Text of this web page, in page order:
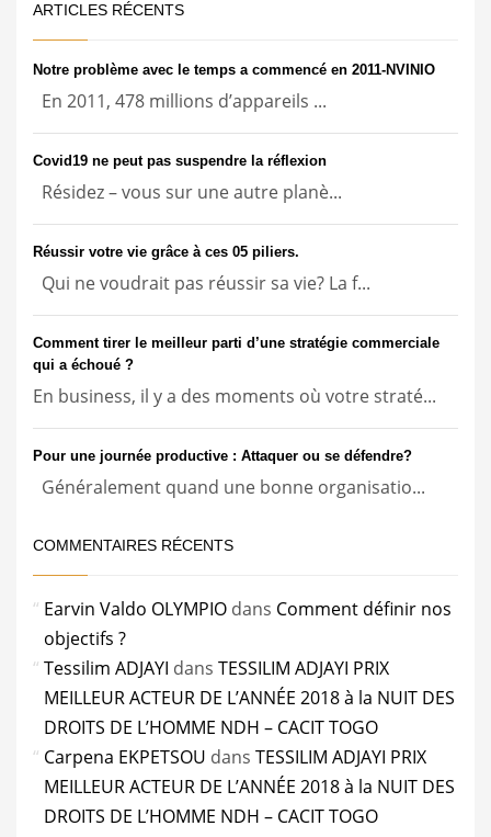
ARTICLES RÉCENTS
Notre problème avec le temps a commencé en 2011-NVINIO
En 2011, 478 millions d’appareils ...
Covid19 ne peut pas suspendre la réflexion
Résidez – vous sur une autre planè...
Réussir votre vie grâce à ces 05 piliers.
Qui ne voudrait pas réussir sa vie? La f...
Comment tirer le meilleur parti d’une stratégie commerciale
qui a échoué ?
En business, il y a des moments où votre straté...
Pour une journée productive : Attaquer ou se défendre?
Généralement quand une bonne organisatio...
COMMENTAIRES RÉCENTS
Earvin Valdo OLYMPIO dans Comment définir nos
objectifs ?
Tessilim ADJAYI dans TESSILIM ADJAYI PRIX
MEILLEUR ACTEUR DE L’ANNÉE 2018 à la NUIT DES
DROITS DE L’HOMME NDH – CACIT TOGO
Carpena EKPETSOU dans TESSILIM ADJAYI PRIX
MEILLEUR ACTEUR DE L’ANNÉE 2018 à la NUIT DES
DROITS DE L’HOMME NDH – CACIT TOGO